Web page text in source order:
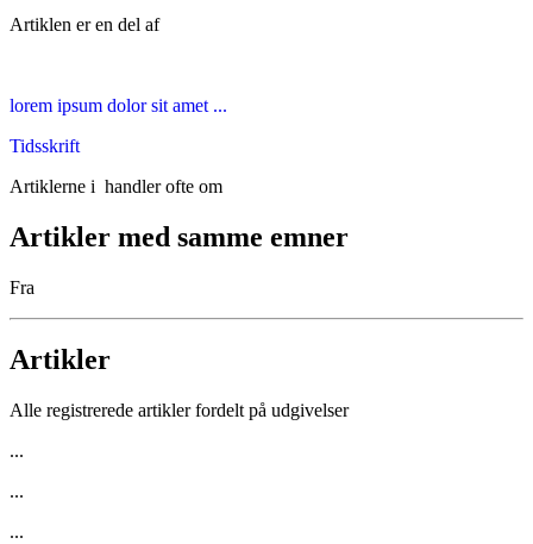
Artiklen er en del af
lorem ipsum dolor sit amet ...
Tidsskrift
Artiklerne i handler ofte om
Artikler med samme emner
Fra
Artikler
Alle registrerede artikler fordelt på udgivelser
...
...
...